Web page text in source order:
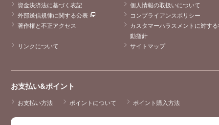
資金決済法に基づく表記
個人情報の取扱いについて
外部送信規律に関する公表
コンプライアンスポリシー
著作権と不正アクセス
カスタマーハラスメントに対す
動指針
リンクについて
サイトマップ
お支払い&ポイント
お支払い方法 ポイントについて ポイント購入方法